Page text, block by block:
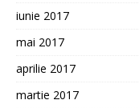
iunie 2017
mai 2017
aprilie 2017
martie 2017